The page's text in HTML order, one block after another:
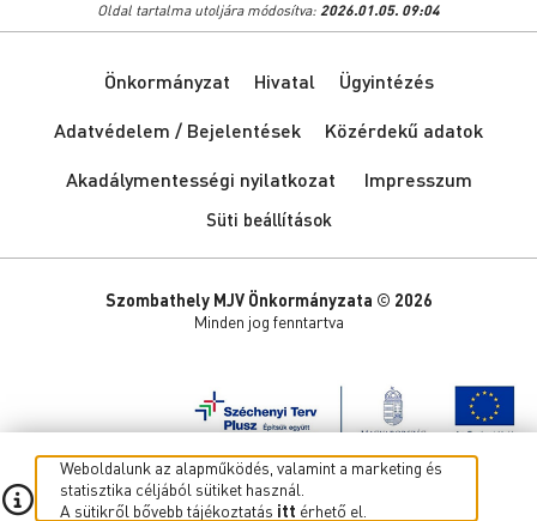
Oldal tartalma utoljára módosítva: 2026.01.05. 09:04
Önkormányzat Hivatal
Ügyintézés
Adatvédelem / Bejelentések
Közérdekű adatok
Akadálymentességi nyilatkozat
Impresszum
Süti beállítások
Szombathely MJV Önkormányzata © 2026
Minden jog fenntartva
Weboldalunk az alapműködés, valamint a marketing és
statisztika céljából sütiket használ.
A sütikről bővebb tájékoztatás itt érhető el.